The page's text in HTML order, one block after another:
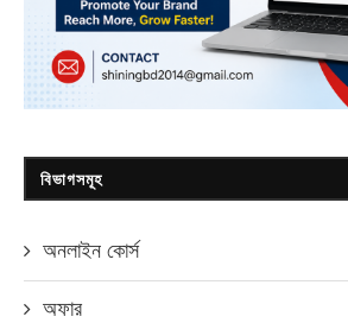
বিভাগসমূহ
অনলাইন কোর্স
অফার